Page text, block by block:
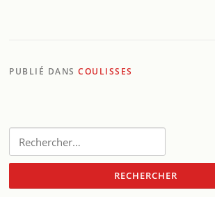
PUBLIÉ DANSCOULISSES